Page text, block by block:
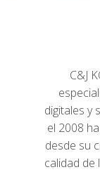
C&J
digitales y
el 2008
desde su
calidad de